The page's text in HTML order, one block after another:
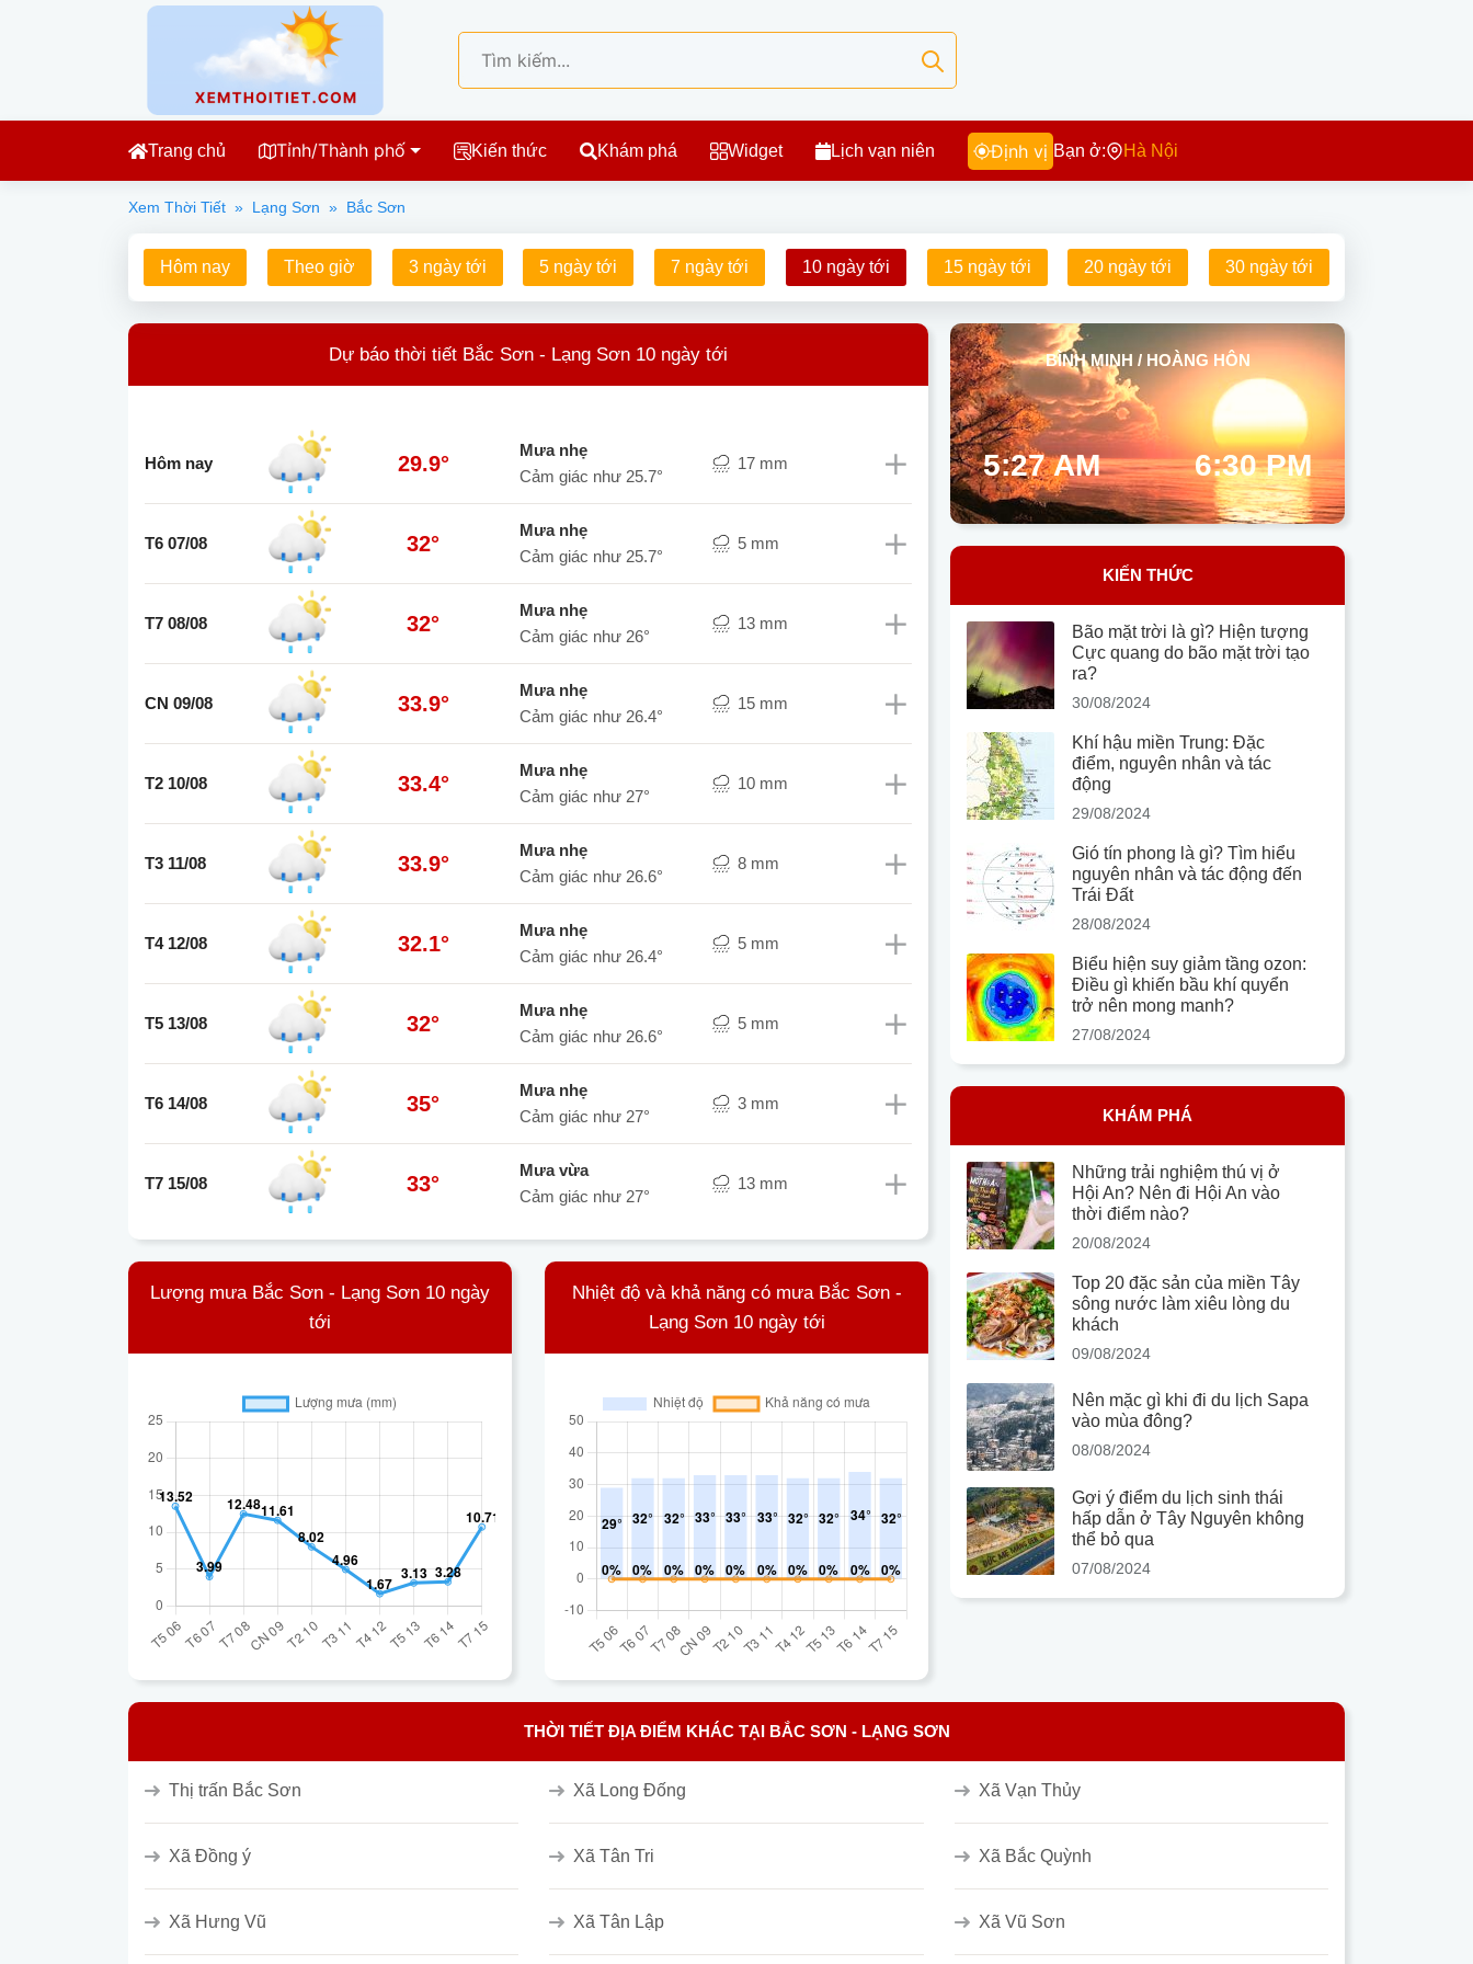
Trang chủ Tỉnh/Thành phố Kiến thức Khám phá Widget Lịch vạn niên Định vị Bạn ở: Hà Nội
Xem Thời Tiết » Lạng Sơn » Bắc Sơn
Hôm nay Theo giờ 3 ngày tới 5 ngày tới 7 ngày tới 10 ngày tới 15 ngày tới 20 ngày tới 30 ngày tới
Dự báo thời tiết Bắc Sơn - Lạng Sơn 10 ngày tới
Hôm nay 29.9°
mưa nhẹ
Cảm giác như 25.7°
17 mm
T6 07/08 32°
mưa nhẹ
Cảm giác như 25.7°
5 mm
T7 08/08 32°
mưa nhẹ
Cảm giác như 26°
13 mm
CN 09/08 33.9°
mưa nhẹ
Cảm giác như 26.4°
15 mm
T2 10/08 33.4°
mưa nhẹ
Cảm giác như 27°
10 mm
T3 11/08 33.9°
mưa nhẹ
Cảm giác như 26.6°
8 mm
T4 12/08 32.1°
mưa nhẹ
Cảm giác như 26.4°
5 mm
T5 13/08 32°
mưa nhẹ
Cảm giác như 26.6°
5 mm
T6 14/08 35°
mưa nhẹ
Cảm giác như 27°
3 mm
T7 15/08 33°
mưa vừa
Cảm giác như 27°
13 mm
Lượng mưa Bắc Sơn - Lạng Sơn 10 ngày
tới
Nhiệt độ và khả năng có mưa Bắc Sơn -
Lạng Sơn 10 ngày tới
BÌNH MINH / HOÀNG HÔN
5:27 AM 6:30 PM
KIẾN THỨC
Bão mặt trời là gì? Hiện tượng
Cực quang do bão mặt trời tạo
ra?
30/08/2024
Khí hậu miền Trung: Đặc
điểm, nguyên nhân và tác
động
29/08/2024
Gió tín phong là gì? Tìm hiểu
nguyên nhân và tác động đến
Trái Đất
28/08/2024
Biểu hiện suy giảm tầng ozon:
Điều gì khiến bầu khí quyển
trở nên mong manh?
27/08/2024
KHÁM PHÁ
Những trải nghiệm thú vị ở
Hội An? Nên đi Hội An vào
thời điểm nào?
20/08/2024
Top 20 đặc sản của miền Tây
sông nước làm xiêu lòng du
khách
09/08/2024
Nên mặc gì khi đi du lịch Sapa
vào mùa đông?
08/08/2024
Gợi ý điểm du lịch sinh thái
hấp dẫn ở Tây Nguyên không
thể bỏ qua
07/08/2024
THỜI TIẾT ĐỊA ĐIỂM KHÁC TẠI BẮC SƠN - LẠNG SƠN
Thị trấn Bắc Sơn Xã Long Đống Xã Vạn Thủy
Xã Đồng ý Xã Tân Tri Xã Bắc Quỳnh
Xã Hưng Vũ Xã Tân Lập Xã Vũ Sơn